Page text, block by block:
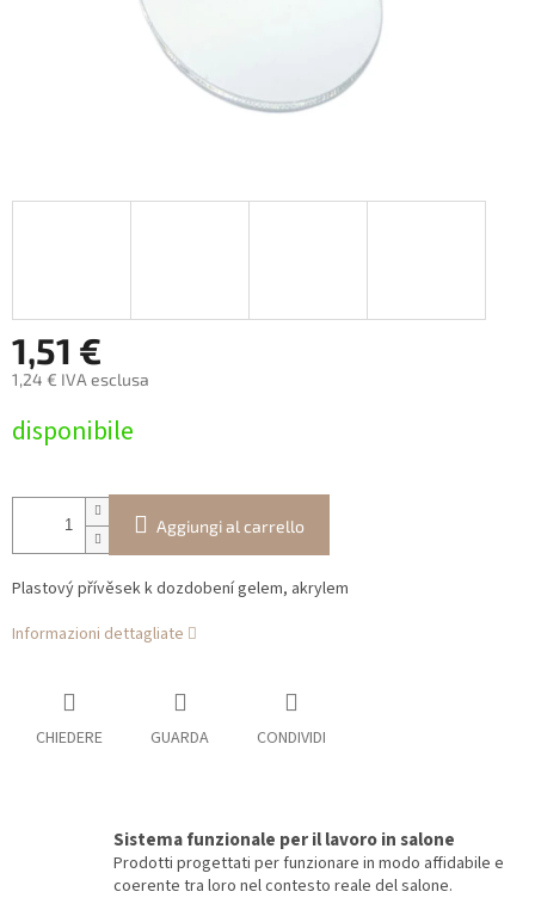
1,51 €
1,24 € IVA esclusa
della
disponibile
Aggiungi al carrello
Plastový přívěsek k dozdobení gelem, akrylem
Informazioni dettagliate
CHIEDERE GUARDA CONDIVIDI
Sistema funzionale per il lavoro in salone
Prodotti progettati per funzionare in modo affidabile e
coerente tra loro nel contesto reale del salone.